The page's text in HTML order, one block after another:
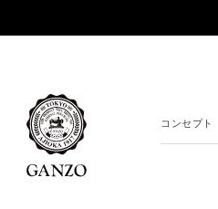
コンセプト